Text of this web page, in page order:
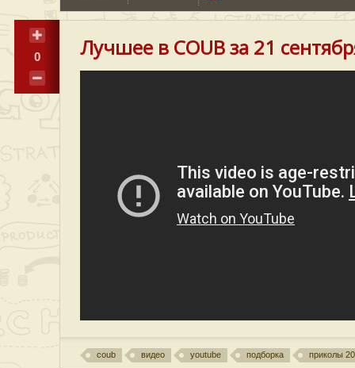
0 Лучшее в COUB за 21
coub видео youtube подборка приколы